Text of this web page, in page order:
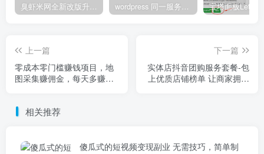
臭虾米网全新改版升级，测试中 wordpress 同一服务器多个站点使用redis缓存
上一篇
零成本零门槛赚钱项目，地
图采集赚佣金，每天多赚几
下一篇
实体店抖音团购服务套餐-包
上优质店铺榜单 让商家拥有
相关推荐
傻瓜式的短视频变现副业 无需技巧，简单制